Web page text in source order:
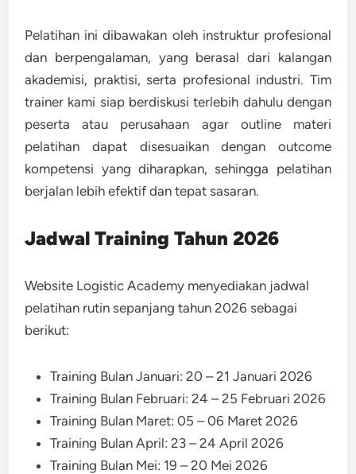
Pelatihan ini dibawakan oleh instruktur profesional
dan berpengalaman, yang berasal dari kalangan
akademisi, praktisi, serta profesional industri. Tim
trainer kami siap berdiskusi terlebih dahulu dengan
peserta atau perusahaan agar outline materi
pelatihan dapat disesuaikan dengan outcome
kompetensi yang diharapkan, sehingga pelatihan
berjalan lebih efektif dan tepat sasaran.
Jadwal Training Tahun 2026
Website Logistic Academy menyediakan jadwal
pelatihan rutin sepanjang tahun 2026 sebagai
berikut:
Training Bulan Januari: 20 – 21 Januari 2026
Training Bulan Februari: 24 – 25 Februari 2026
Training Bulan Maret: 05 – 06 Maret 2026
Training Bulan April: 23 – 24 April 2026
Training Bulan Mei: 19 – 20 Mei 2026